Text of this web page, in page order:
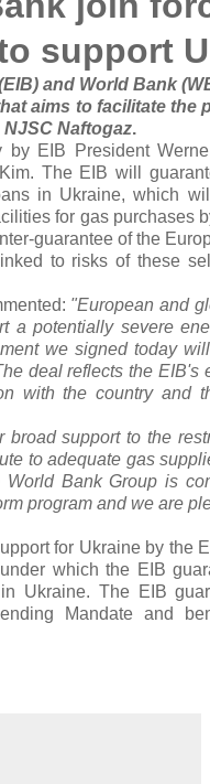
support
and World Bank
aims to facilitate the
Naftogaz.
by EIB President
The EIB will
in Ukraine, which
for gas purchases
guarantee of the
to risks of these
"European and
a potentially severe
we signed today
deal reflects the EIB's
with the country and
support to the
to adequate gas
World Bank Group is
program and we are
for Ukraine by the
which the EIB
Ukraine. The EIB
Mandate and